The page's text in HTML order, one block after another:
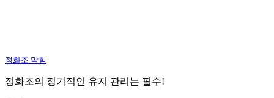
정화조 막힘
정화조의 정기적인 유지 관리는 필수!